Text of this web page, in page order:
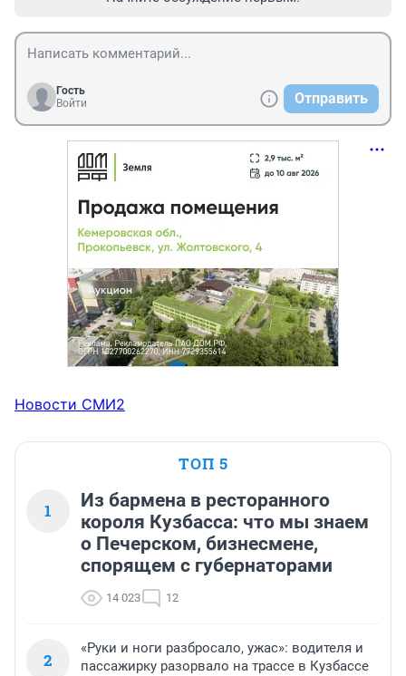
Гость
Войти
Отправить
Новости СМИ2
ТОП 5
1
Из бармена в ресторанного
короля Кузбасса: что мы знаем
о Печерском, бизнесмене,
спорящем с губернаторами
14 023 12
2
«Руки и ноги разбросало, ужас»: водителя и
пассажирку разорвало на трассе в Кузбассе